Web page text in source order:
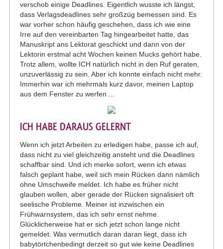
verschob einige Deadlines. Eigentlich wusste ich längst,
dass Verlagsdeadlines sehr großzüg bemessen sind. Es
war vorher schon häufig geschehen, dass ich wie eine
Irre auf den vereinbarten Tag hingearbeitet hatte, das
Manuskript ans Lektorat geschickt und dann von der
Lektorin erstmal acht Wochen keinen Mucks gehört habe.
Trotz allem, wollte ICH natürlich nicht in den Ruf geraten,
unzuverlässig zu sein. Aber ich konnte einfach nicht mehr.
Immerhin war ich mehrmals kurz davor, meinen Laptop
aus dem Fenster zu werfen ...
ICH HABE DARAUS GELERNT
Wenn ich jetzt Arbeiten zu erledigen habe, passe ich auf,
dass nicht zu viel gleichzeitig ansteht und die Deadlines
schaffbar sind. Und ich merke sofort, wenn ich etwas
falsch geplant habe, weil sich mein Rücken dann nämlich
ohne Umschweife meldet. Ich habe es früher nicht
glauben wollen, aber gerade der Rücken signalisiert oft
seelische Probleme. Meiner ist inzwischen ein
Frühwarnsystem, das ich sehr ernst nehme.
Glücklicherweise hat er sich jetzt schon lange nicht
gemeldet. Was vermutlich daran daran liegt, dass ich
babytörtchenbedingt derzeit so gut wie keine Deadlines